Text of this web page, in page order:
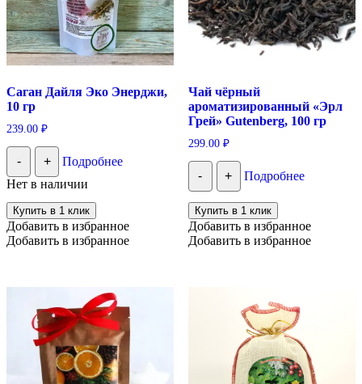
Саган Дайля Эко Энерджи,
10 гр
239.00 ₽
- +
Подробнее
Нет в наличии
Купить в 1 клик
Добавить в избранное
Добавить в избранное
Чай чёрный
ароматизированный «Эрл
Грей» Gutenberg, 100 гр
299.00 ₽
- + Подробнее
Купить в 1 клик
Добавить в избранное
Добавить в избранное